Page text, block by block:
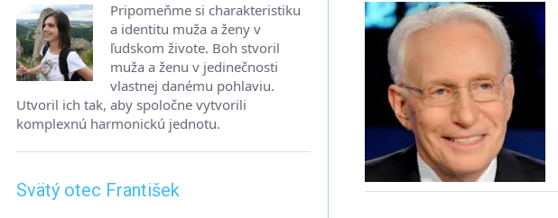
Pripomeňme si charakteristiku
a identitu muža a ženy v
ľudskom živote. Boh stvoril
muža a ženu v jedinečnosti
vlastnej danému pohlaviu.
Utvoril ich tak, aby spoločne vytvorili
komplexnú harmonickú jednotu.
Svätý otec František